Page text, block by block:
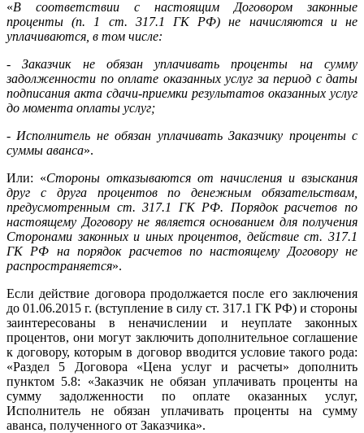
«В соответствии с настоящим Договором законные
проценты (п. 1 ст. 317.1 ГК РФ) не начисляются и не
уплачиваются, в том числе:
- Заказчик не обязан уплачивать проценты на сумму
задолженности по оплате оказанных услуг за период с даты
подписания акта сдачи-приемки результатов оказанных услуг
до момента оплаты услуг;
- Исполнитель не обязан уплачивать Заказчику проценты с
суммы аванса».
Или: «Стороны отказываются от начисления и взыскания
друг с друга процентов по денежным обязательствам,
предусмотренным ст. 317.1 ГК РФ. Порядок расчетов по
настоящему Договору не является основанием для получения
Сторонами законных и иных процентов, действие ст. 317.1
ГК РФ на порядок расчетов по настоящему Договору не
распространяется».
Если действие договора продолжается после его заключения
до 01.06.2015 г. (вступление в силу ст. 317.1 ГК РФ) и стороны
заинтересованы в неначислении и неуплате законных
процентов, они могут заключить дополнительное соглашение
к договору, которым в договор вводится условие такого рода:
«Раздел 5 Договора «Цена услуг и расчеты» дополнить
пунктом 5.8: «Заказчик не обязан уплачивать проценты на
сумму задолженности по оплате оказанных услуг,
Исполнитель не обязан уплачивать проценты на сумму
аванса, полученного от Заказчика».